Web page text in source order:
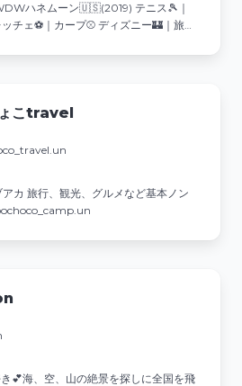
ハネムーン🇺🇸(2019) テニス🎾｜
チェ⚽️｜カープ⚾️ ディズニー🏰｜旅行
ょこtravel
カ 旅行、観光、グルメなど基本ノン
💕海、空、山の絶景を探しに全国を飛